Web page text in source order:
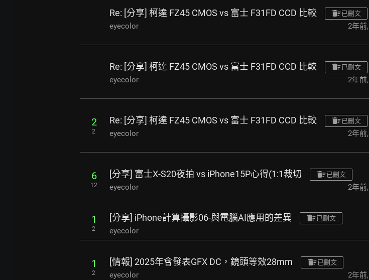
Re: [分享] 柯達 FZ45 CMOS vs 富士 F31FD CCD 比較 已刪文
eyecolor 2年前,
Re: [分享] 柯達 FZ45 CMOS vs 富士 F31FD CCD 比較 已刪文
eyecolor 2年前,
2
2
Re: [分享] 柯達 FZ45 CMOS vs 富士 F31FD CCD 比較 已刪文
eyecolor 2年前,
6
12
[分享] 富士X-S20夜拍 vs iPhone15P心得(1:1裁切 已刪文
eyecolor 2年前,
1
2
[分享] iPhone計算攝影06-與電腦AI應用的差異 已刪文
eyecolor
1
2
[情報] 2025年會發表GFX DC，鏡頭等效28mm 已刪文
eyecolor 2年前,